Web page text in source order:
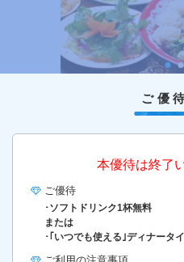
ご優
本優待は終了
ご優待
･ソフトドリンク1杯無料
または
･｢いつでも使える｣ディナータ